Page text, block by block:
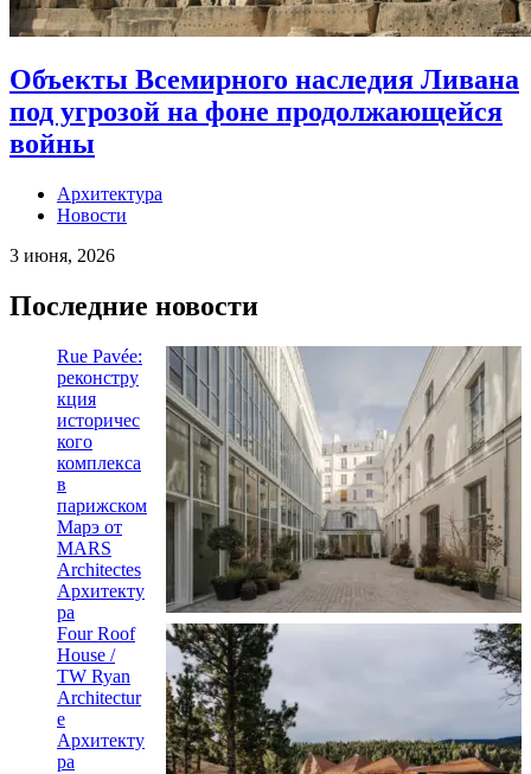
Объекты Всемирного наследия Ливана
под угрозой на фоне продолжающейся
войны
Архитектура
Новости
3 июня, 2026
Последние новости
Rue Pavée:
реконстру
кция
историчес
кого
комплекса
в
парижском
Марэ от
MARS
Architectes
Архитекту
ра
Four Roof
House /
TW Ryan
Architectur
e
Архитекту
ра